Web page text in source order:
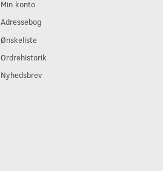
Min konto
Adressebog
Ønskeliste
Ordrehistorik
Nyhedsbrev